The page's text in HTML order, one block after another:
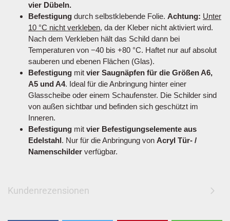
vier Dübeln.
Befestigung durch selbstklebende Folie. Achtung: Unter
10 °C nicht verkleben, da der Kleber nicht aktiviert wird.
Nach dem Verkleben hält das Schild dann bei
Temperaturen von −40 bis +80 °C. Haftet nur auf absolut
sauberen und ebenen Flächen (Glas).
Befestigung mit vier Saugnäpfen für die Größen A6,
A5 und A4. Ideal für die Anbringung hinter einer
Glasscheibe oder einem Schaufenster. Die Schilder sind
von außen sichtbar und befinden sich geschützt im
Inneren.
Befestigung mit vier Befestigungselemente aus
Edelstahl. Nur für die Anbringung von Acryl Tür- /
Namenschilder verfügbar.
Kundenrezensionen